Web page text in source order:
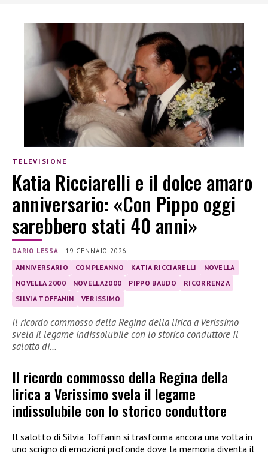
TELEVISIONE
Katia Ricciarelli e il dolce amaro
anniversario: «Con Pippo oggi
sarebbero stati 40 anni»
DARIO LESSA | 19 GENNAIO 2026
ANNIVERSARIO COMPLEANNO KATIA RICCIARELLI
NOVELLA
NOVELLA 2000
NOVELLA2000 PIPPO BAUDO
RICORRENZA
SILVIA TOFFANIN
VERISSIMO
Il ricordo commosso della Regina della lirica a Verissimo
svela il legame indissolubile con lo storico conduttore Il
salotto di…
Il ricordo commosso della Regina della
lirica a Verissimo svela il legame
indissolubile con lo storico conduttore
Il salotto di Silvia Toffanin si trasforma ancora una volta in
uno scrigno di emozioni profonde dove la memoria diventa il